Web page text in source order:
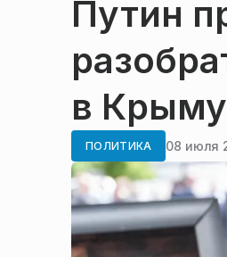
Путин
в Крыму
ПОЛИТИКА 08 июля